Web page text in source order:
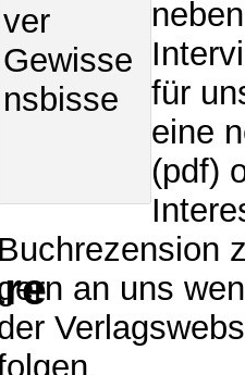
für
eine
(pdf)
Buchrezension
an uns